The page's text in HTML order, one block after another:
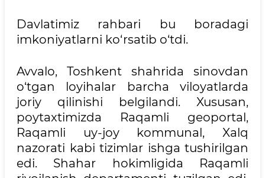
Davlatimiz rahbari bu boradagi
imkoniyatlarni ko‘rsatib o‘tdi.
Avvalo, Toshkent shahrida sinovdan
o‘tgan loyihalar barcha viloyatlarda
joriy qilinishi belgilandi. Xususan,
poytaxtimizda Raqamli geoportal,
Raqamli uy-joy kommunal, Xalq
nazorati kabi tizimlar ishga tushirilgan
edi. Shahar hokimligida Raqamli